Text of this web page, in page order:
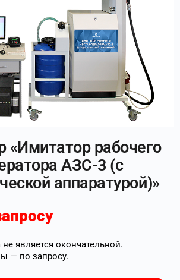
«Имитатор рабочего
АЗС-3 (с
аппаратурой)»
является окончательной.
— по запросу.